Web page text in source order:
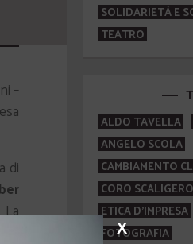
–
di
SOLIDARIETÀ E
TEATRO
ALDO TAVELLA
ANGELO SCOLA
CAMBIAMENTO
CORO
ETICA D'IMPRESA
FOTOGRAFIA
X